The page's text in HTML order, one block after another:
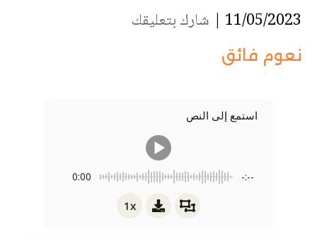
11/05/2023 | شارك بتعليقك
نعوم فائق
استمع إلى النص
0:00 -:--
1x